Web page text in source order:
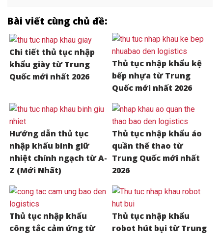
Bài viết cùng chủ đề:
Chi tiết thủ tục nhập
khẩu giày từ Trung
Quốc mới nhất 2026
Thủ tục nhập khẩu kệ
bếp nhựa từ Trung
Quốc mới nhất 2026
Hướng dẫn thủ tục
nhập khẩu bình giữ
nhiệt chính ngạch từ A-
Z (Mới Nhất)
Thủ tục nhập khẩu áo
quần thể thao từ
Trung Quốc mới nhất
2026
Thủ tục nhập khẩu
công tắc cảm ứng từ
Thủ tục nhập khẩu
robot hút bụi từ Trung